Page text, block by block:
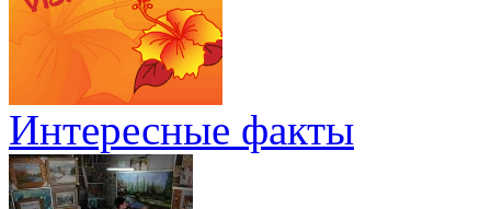
Интересные факты